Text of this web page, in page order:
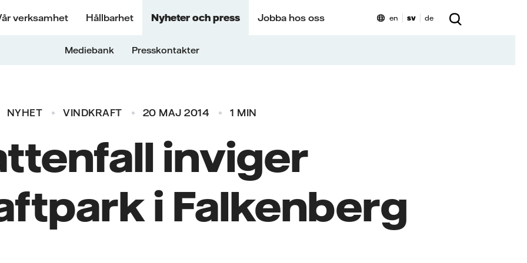
verksamhet Hållbarhet Nyheter och press Jobba hos oss
Mediebank Presskontakter
en sv de
NYHET VINDKRAFT 20 MAJ 2014 1 MIN
inviger
i Falkenberg